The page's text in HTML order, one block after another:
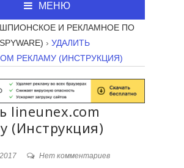
МЕНЮ
ШПИОНСКОЕ И РЕКЛАМНОЕ ПО
› УДАЛИТЬ
РЕКЛАМУ (ИНСТРУКЦИЯ)
lineunex.com
(Инструкция)
Нет комментариев